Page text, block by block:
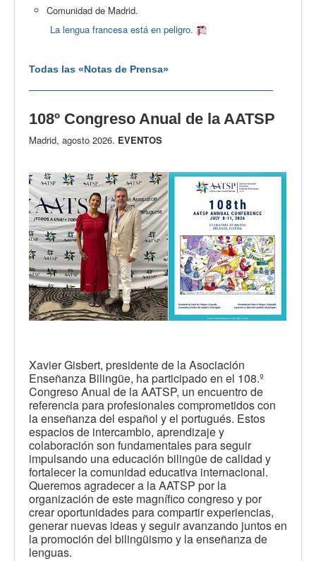
Comunidad de Madrid.
La lengua francesa está en peligro.
Todas las «Notas de Prensa»
108º Congreso Anual de la AATSP
Madrid, agosto 2026. EVENTOS
Xavier Gisbert, presidente de la Asociación
Enseñanza Bilingüe, ha participado en el 108.º
Congreso Anual de la AATSP, un encuentro de
referencia para profesionales comprometidos con
la enseñanza del español y el portugués. Estos
espacios de intercambio, aprendizaje y
colaboración son fundamentales para seguir
impulsando una educación bilingüe de calidad y
fortalecer la comunidad educativa internacional.
Queremos agradecer a la AATSP por la
organización de este magnífico congreso y por
crear oportunidades para compartir experiencias,
generar nuevas ideas y seguir avanzando juntos en
la promoción del bilingüismo y la enseñanza de
lenguas.